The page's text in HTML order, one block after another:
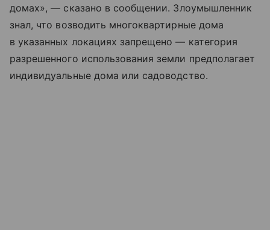
домах», — сказано в сообщении. Злоумышленник
знал, что возводить многоквартирные дома
в указанных локациях запрещено — категория
разрешенного использования земли предполагает
индивидуальные дома или садоводство.